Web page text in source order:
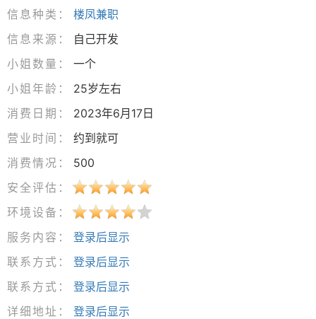
信息种类：
楼凤兼职
信息来源：
自己开发
小姐数量：
一个
小姐年龄：
25岁左右
消费日期：
2023年6月17日
营业时间：
约到就可
消费情况：
500
安全评估：
环境设备：
服务内容：
登录后显示
联系方式：
登录后显示
联系方式：
登录后显示
详细地址：
登录后显示